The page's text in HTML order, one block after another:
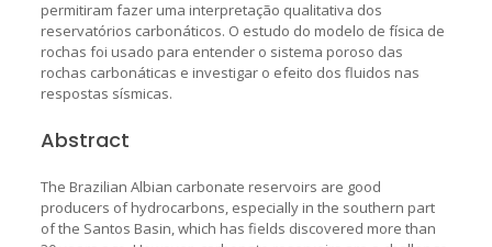
permitiram fazer uma interpretação qualitativa dos
reservatórios carbonáticos. O estudo do modelo de física de
rochas foi usado para entender o sistema poroso das
rochas carbonáticas e investigar o efeito dos fluidos nas
respostas sísmicas.
Abstract
The Brazilian Albian carbonate reservoirs are good
producers of hydrocarbons, especially in the southern part
of the Santos Basin, which has fields discovered more than